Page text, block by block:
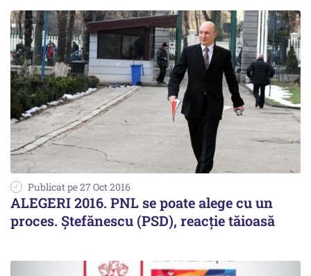
Publicat pe 27 Oct 2016
ALEGERI 2016. PNL se poate alege cu un
proces. Ștefănescu (PSD), reacție tăioasă